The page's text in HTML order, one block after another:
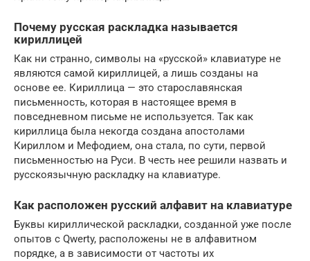
Почему русская раскладка называется
кириллицей
Как ни странно, символы на «русской» клавиатуре не
являются самой кириллицей, а лишь созданы на
основе ее. Кириллица — это старославянская
письменность, которая в настоящее время в
повседневном письме не используется. Так как
кириллица была некогда создана апостолами
Кириллом и Мефодием, она стала, по сути, первой
письменностью на Руси. В честь нее решили назвать и
русскоязычную раскладку на клавиатуре.
Как расположен русский алфавит на клавиатуре
Буквы кириллической раскладки, созданной уже после
опытов с Qwerty, расположены не в алфавитном
порядке, а в зависимости от частоты их